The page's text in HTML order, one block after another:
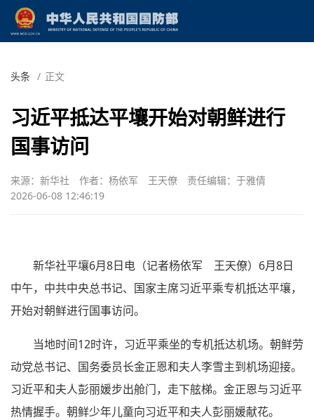
头条 / 正文
习近平抵达平壤开始对朝鲜进行
国事访问
来源：新华社 作者：杨依军 王天僚
责任编辑：于雅倩
2026-06-08 12:46:19
新华社平壤6月8日电（记者杨依军 王天僚）6月8日
中午，中共中央总书记、国家主席习近平乘专机抵达平壤，
开始对朝鲜进行国事访问。
当地时间12时许，习近平乘坐的专机抵达机场。朝鲜劳
动党总书记、国务委员长金正恩和夫人李雪主到机场迎接。
习近平和夫人彭丽媛步出舱门，走下舷梯。金正恩与习近平
热情握手。朝鲜少年儿童向习近平和夫人彭丽媛献花。